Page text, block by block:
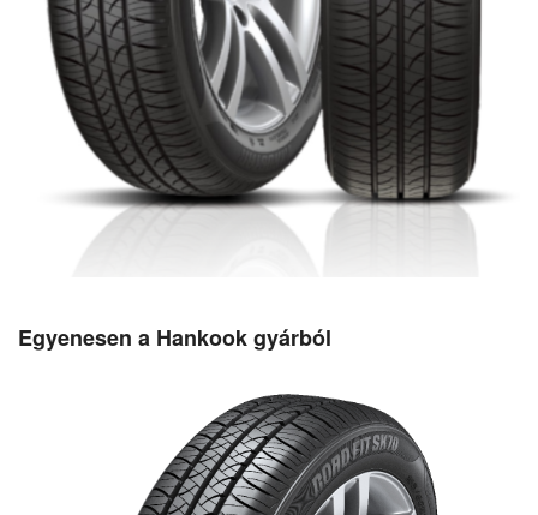
Egyenesen a Hankook gyárból